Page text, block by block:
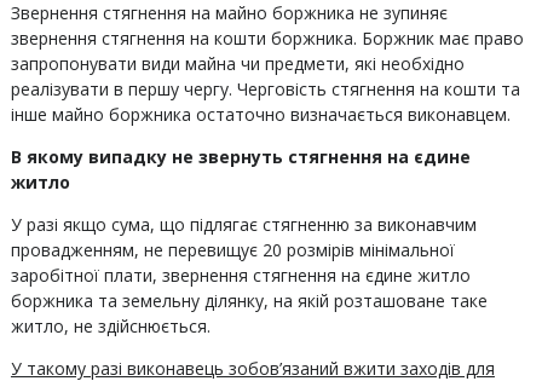
Звернення стягнення на майно боржника не зупиняє
звернення стягнення на кошти боржника. Боржник має право
запропонувати види майна чи предмети, які необхідно
реалізувати в першу чергу. Черговість стягнення на кошти та
інше майно боржника остаточно визначається виконавцем.
В якому випадку не звернуть стягнення на єдине
житло
У разі якщо сума, що підлягає стягненню за виконавчим
провадженням, не перевищує 20 розмірів мінімальної
заробітної плати, звернення стягнення на єдине житло
боржника та земельну ділянку, на якій розташоване таке
житло, не здійснюється.
У такому разі виконавець зобов’язаний вжити заходів для